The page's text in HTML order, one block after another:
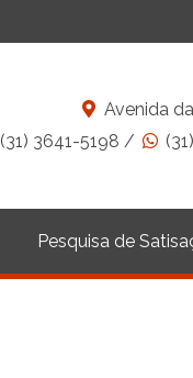
Avenida
(31) 3641-5198 /
Pesquisa de